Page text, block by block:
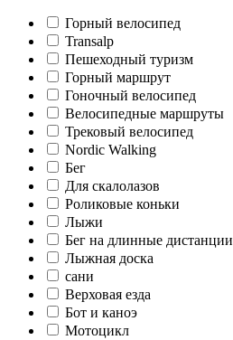
Горный велосипед
Transalp
Пешеходный туризм
Горный маршрут
Гоночный велосипед
Велосипедные маршруты
Трековый велосипед
Nordic Walking
Бег
Для скалолазов
Роликовые коньки
Лыжи
Бег на длинные дистанции
Лыжная доска
сани
Верховая езда
Бот и каноэ
Мотоцикл